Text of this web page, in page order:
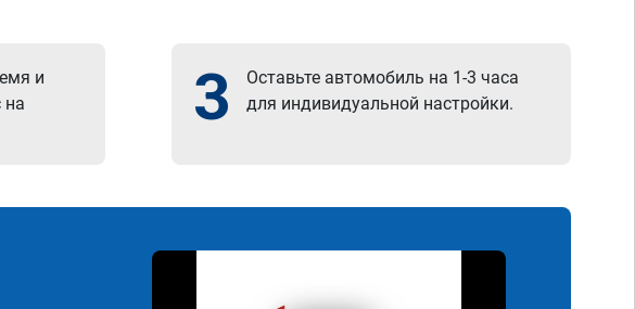
и
на
3
Оставьте автомобиль на 1-3 часа
для индивидуальной настройки.